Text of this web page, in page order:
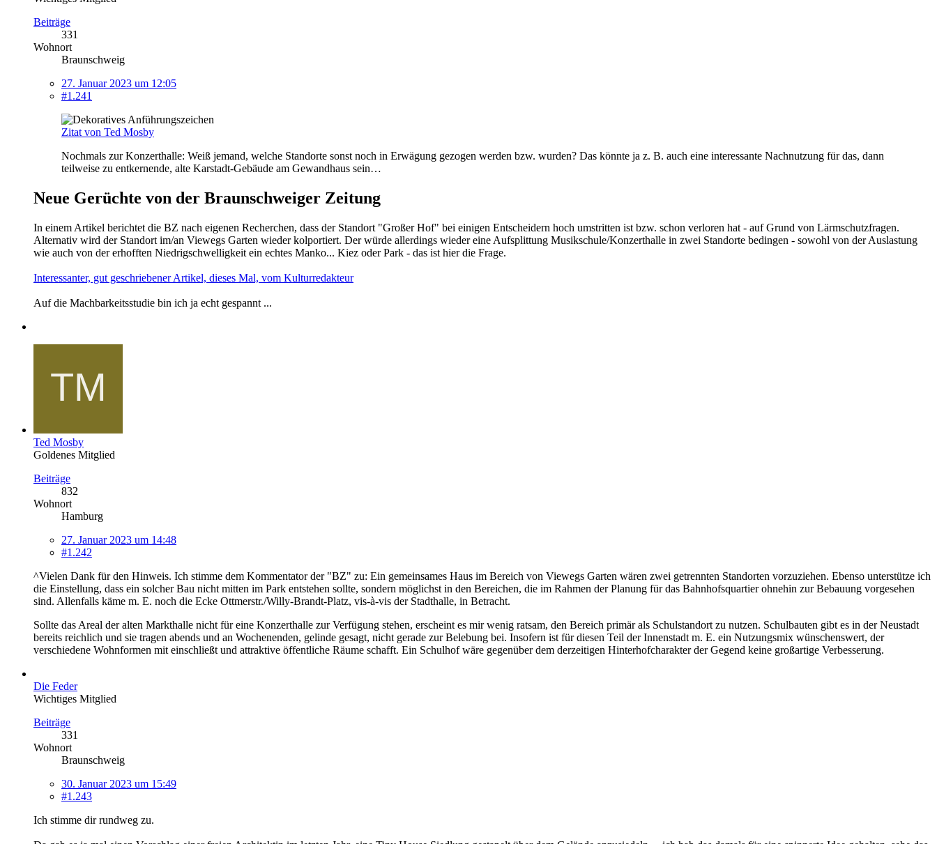
Beiträge
331
Wohnort
Braunschweig
27. Januar 2023 um 12:05
#1.241
Zitat von Ted Mosby
Nochmals zur Konzerthalle: Weiß jemand, welche Standorte sonst noch in Erwägung gezogen werden bzw. wurden? Das könnte ja z. B. auch eine interessante Nachnutzung für das, dann
teilweise zu entkernende, alte Karstadt-Gebäude am Gewandhaus sein…
Neue Gerüchte von der Braunschweiger Zeitung
In einem Artikel berichtet die BZ nach eigenen Recherchen, dass der Standort "Großer Hof" bei einigen Entscheidern hoch umstritten ist bzw. schon verloren hat - auf Grund von Lärmschutzfragen.
Alternativ wird der Standort im/an Viewegs Garten wieder kolportiert. Der würde allerdings wieder eine Aufsplittung Musikschule/Konzerthalle in zwei Standorte bedingen - sowohl von der Auslastung
wie auch von der erhofften Niedrigschwelligkeit ein echtes Manko... Kiez oder Park - das ist hier die Frage.
Interessanter, gut geschriebener Artikel, dieses Mal, vom Kulturredakteur
Auf die Machbarkeitsstudie bin ich ja echt gespannt ...
Ted Mosby
Goldenes Mitglied
Beiträge
832
Wohnort
Hamburg
27. Januar 2023 um 14:48
#1.242
^Vielen Dank für den Hinweis. Ich stimme dem Kommentator der "BZ" zu: Ein gemeinsames Haus im Bereich von Viewegs Garten wären zwei getrennten Standorten vorzuziehen. Ebenso unterstütze ich
die Einstellung, dass ein solcher Bau nicht mitten im Park entstehen sollte, sondern möglichst in den Bereichen, die im Rahmen der Planung für das Bahnhofsquartier ohnehin zur Bebauung vorgesehen
sind. Allenfalls käme m. E. noch die Ecke Ottmerstr./Willy-Brandt-Platz, vis-à-vis der Stadthalle, in Betracht.
Sollte das Areal der alten Markthalle nicht für eine Konzerthalle zur Verfügung stehen, erscheint es mir wenig ratsam, den Bereich primär als Schulstandort zu nutzen. Schulbauten gibt es in der Neustadt
bereits reichlich und sie tragen abends und an Wochenenden, gelinde gesagt, nicht gerade zur Belebung bei. Insofern ist für diesen Teil der Innenstadt m. E. ein Nutzungsmix wünschenswert, der
verschiedene Wohnformen mit einschließt und attraktive öffentliche Räume schafft. Ein Schulhof wäre gegenüber dem derzeitigen Hinterhofcharakter der Gegend keine großartige Verbesserung.
Die Feder
Wichtiges Mitglied
Beiträge
331
Wohnort
Braunschweig
30. Januar 2023 um 15:49
#1.243
Ich stimme dir rundweg zu.